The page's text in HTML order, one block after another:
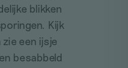
blikken
Kijk
een ijsje
besabbeld